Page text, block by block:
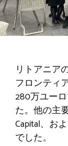
リトアニア
フロンティ
280万ユー
た。他の主
Capital、お
でした。